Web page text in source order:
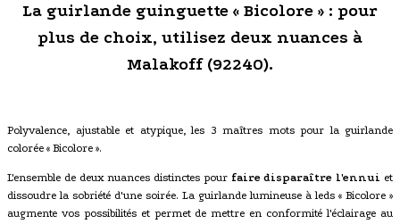
La guirlande guinguette « Bicolore » : pour
plus de choix, utilisez deux nuances à
Malakoff (92240).
Polyvalence, ajustable et atypique, les 3 maîtres mots pour la guirlande
colorée « Bicolore ».
L'ensemble de deux nuances distinctes pour faire disparaître l'ennui et
dissoudre la sobriété d'une soirée. La guirlande lumineuse à leds « Bicolore »
augmente vos possibilités et permet de mettre en conformité l'éclairage au